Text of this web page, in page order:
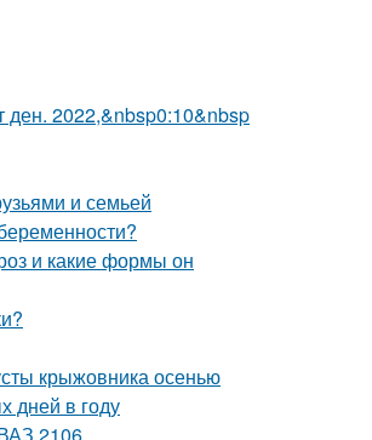
ден. 2022,&nbsp0:10&nbsp
и семьей
и какие формы он
крыжовника осенью
дней в году